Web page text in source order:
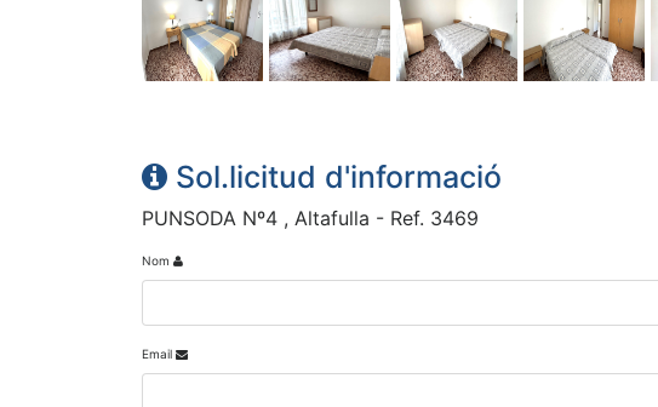
Sol.licitud d'informació
PUNSODA Nº4 , Altafulla - Ref. 3469
Nom
Email